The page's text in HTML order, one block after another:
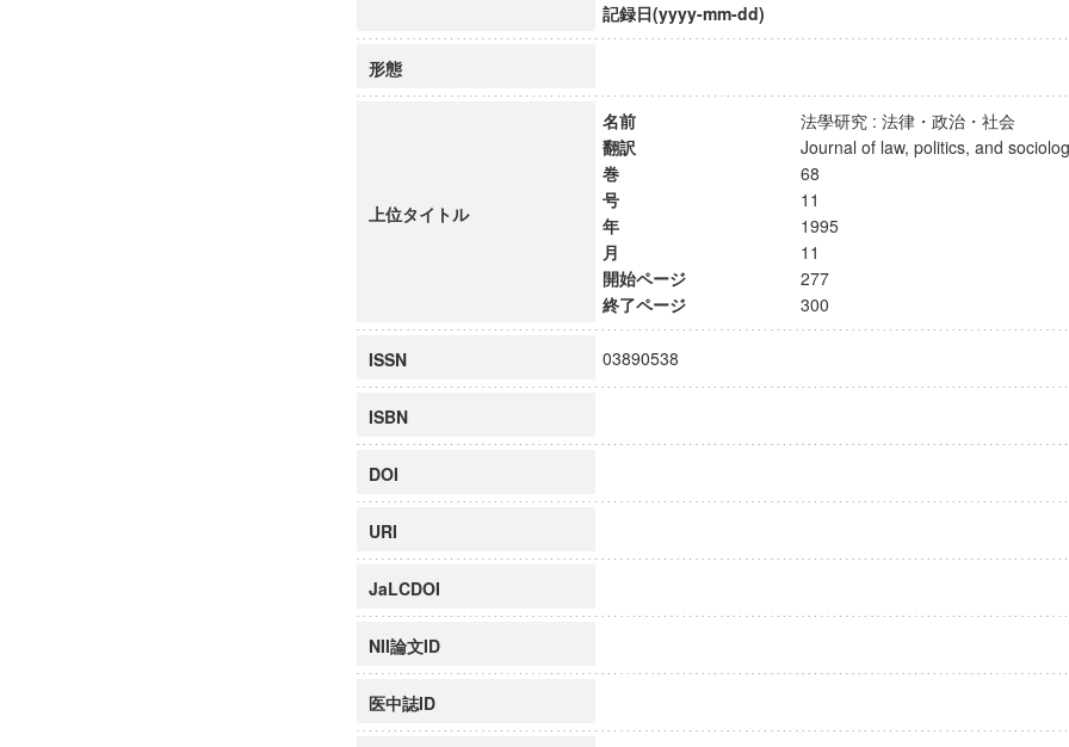
記録日(yyyy-mm-dd)
形態
上位タイトル
名前
法學研究 : 法律・政治・社会
翻訳
Journal of law, politics, and
巻
68
号
11
年
1995
月
11
開始ページ
277
終了ページ
300
ISSN 03890538
ISBN
DOI
URI
JaLCDOI
NII論文ID
医中誌ID